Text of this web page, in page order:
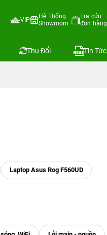
VIP
Hệ Thống
Showroom
Tra cứu
đơn hàng
Thu Đổi Tin Tức
Laptop Asus Rog F560UD